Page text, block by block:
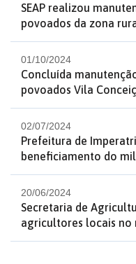
SEAP realizou
povoados da zona
01/10/2024
Concluída
povoados Vila
02/07/2024
Prefeitura de
beneficiamento do
20/06/2024
Secretaria de
agricultores locais no